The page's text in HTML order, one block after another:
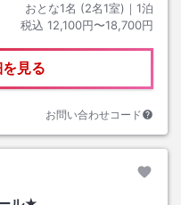
おとな1名 (2名1室)｜ 1泊
税込 12,100円〜18,700円
見る
お問い合わせコード